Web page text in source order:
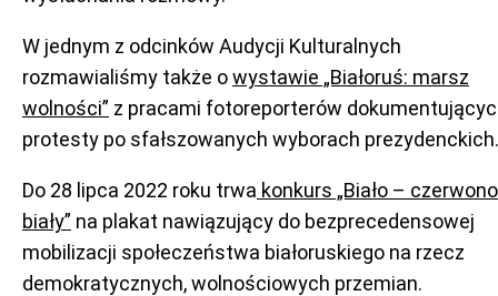
W jednym z odcinków Audycji Kulturalnych
rozmawialiśmy także owystawie „Białoruś: marsz
wolności” z pracami fotoreporterów
protesty po sfałszowanych wyborach prezydenckich.
Do 28 lipca 2022 roku trwa konkurs „Biało –
biały” na plakat nawiązujący do bezprecedensowej
mobilizacji społeczeństwa białoruskiego na rzecz
demokratycznych, wolnościowych przemian.